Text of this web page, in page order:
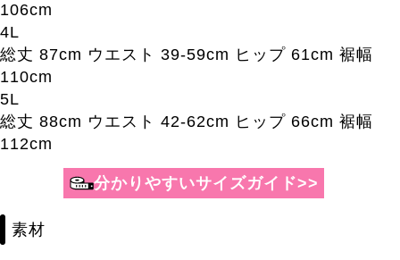
106cm
4L
総丈 87cm ウエスト 39-59cm ヒップ 61cm 裾幅
110cm
5L
総丈 88cm ウエスト 42-62cm ヒップ 66cm 裾幅
112cm
素材